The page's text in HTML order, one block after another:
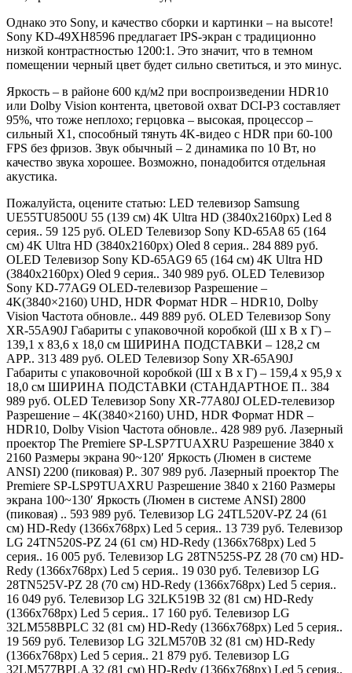
Однако это Sony, и качество сборки и картинки – на высоте!
Sony KD-49XH8596 предлагает IPS-экран с традиционно
низкой контрастностью 1200:1. Это значит, что в темном
помещении черный цвет будет сильно светиться, и это минус.
Яркость – в районе 600 кд/м2 при воспроизведении HDR10
или Dolby Vision контента, цветовой охват DCI-P3 составляет
95%, что тоже неплохо; герцовка – высокая, процессор –
сильный X1, способный тянуть 4K-видео с HDR при 60-100
FPS без фризов. Звук обычный – 2 динамика по 10 Вт, но
качество звука хорошее. Возможно, понадобится отдельная
акустика.
Пожалуйста, оцените статью: LED телевизор Samsung
UE55TU8500U 55 (139 см) 4K Ultra HD (3840x2160px) Led 8
серия.. 59 125 руб. OLED Телевизор Sony KD-65A8 65 (164
см) 4K Ultra HD (3840x2160px) Oled 8 серия.. 284 889 руб.
OLED Телевизор Sony KD-65AG9 65 (164 см) 4K Ultra HD
(3840x2160px) Oled 9 серия.. 340 989 руб. OLED Телевизор
Sony KD-77AG9 OLED-телевизор Разрешение –
4K(3840×2160) UHD, HDR Формат HDR – HDR10, Dolby
Vision Частота обновле.. 449 889 руб. OLED Телевизор Sony
XR-55A90J Габариты с упаковочной коробкой (Ш x В x Г) –
139,1 x 83,6 x 18,0 см ШИРИНА ПОДСТАВКИ – 128,2 см
APP.. 313 489 руб. OLED Телевизор Sony XR-65A90J
Габариты с упаковочной коробкой (Ш x В x Г) – 159,4 x 95,9 x
18,0 см ШИРИНА ПОДСТАВКИ (СТАНДАРТНОЕ П.. 384
989 руб. OLED Телевизор Sony XR-77A80J OLED-телевизор
Разрешение – 4K(3840×2160) UHD, HDR Формат HDR –
HDR10, Dolby Vision Частота обновле.. 428 989 руб. Лазерный
проектор The Premiere SP-LSP7TUAXRU Разрешение 3840 x
2160 Размеры экрана 90~120′ Яркость (Люмен в системе
ANSI) 2200 (пиковая) Р.. 307 989 руб. Лазерный проектор The
Premiere SP-LSP9TUAXRU Разрешение 3840 x 2160 Размеры
экрана 100~130′ Яркость (Люмен в системе ANSI) 2800
(пиковая) .. 593 989 руб. Телевизор LG 24TL520V-PZ 24 (61
см) HD-Redy (1366x768px) Led 5 серия.. 13 739 руб. Телевизор
LG 24TN520S-PZ 24 (61 см) HD-Redy (1366x768px) Led 5
серия.. 16 005 руб. Телевизор LG 28TN525S-PZ 28 (70 см) HD-
Redy (1366x768px) Led 5 серия.. 19 030 руб. Телевизор LG
28TN525V-PZ 28 (70 см) HD-Redy (1366x768px) Led 5 серия..
16 049 руб. Телевизор LG 32LK519B 32 (81 см) HD-Redy
(1366x768px) Led 5 серия.. 17 160 руб. Телевизор LG
32LM558BPLC 32 (81 см) HD-Redy (1366x768px) Led 5 серия..
19 569 руб. Телевизор LG 32LM570B 32 (81 см) HD-Redy
(1366x768px) Led 5 серия.. 21 879 руб. Телевизор LG
32LM577BPLA 32 (81 см) HD-Redy (1366x768px) Led 5 серия..